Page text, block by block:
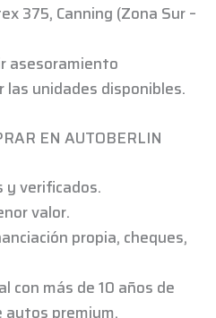
375, Canning (Zona Sur –
asesoramiento
las unidades disponibles.
EN AUTOBERLIN
y verificados.
valor.
propia, cheques,
con más de 10 años de
autos premium.